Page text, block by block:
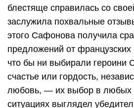
блестяще справилась со
заслужила похвальные
этого Сафонова получила
предложений от
что бы ни выбирали
счастье или гордость,
любовь, — их выбор в любых
ситуациях выглядел